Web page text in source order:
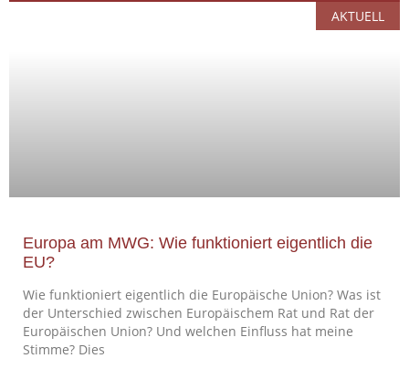
AKTUELL
Europa am MWG: Wie funktioniert eigentlich die
EU?
Wie funktioniert eigentlich die Europäische Union? Was ist
der Unterschied zwischen Europäischem Rat und Rat der
Europäischen Union? Und welchen Einfluss hat meine
Stimme? Dies